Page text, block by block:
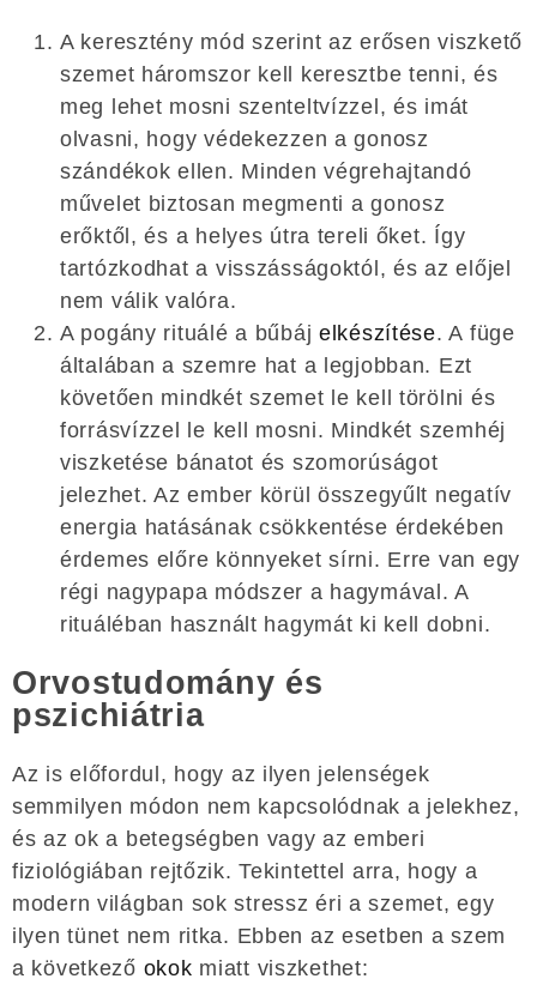
A keresztény mód szerint az erősen viszkető
szemet háromszor kell keresztbe tenni, és
meg lehet mosni szenteltvízzel, és imát
olvasni, hogy védekezzen a gonosz
szándékok ellen. Minden végrehajtandó
művelet biztosan megmenti a gonosz
erőktől, és a helyes útra tereli őket. Így
tartózkodhat a visszásságoktól, és az előjel
nem válik valóra.
A pogány rituálé a bűbájelkészítése. A füge
általában a szemre hat a legjobban. Ezt
követően mindkét szemet le kell törölni és
forrásvízzel le kell mosni. Mindkét szemhéj
viszketése bánatot és szomorúságot
jelezhet. Az ember körül összegyűlt negatív
energia hatásának csökkentése érdekében
érdemes előre könnyeket sírni. Erre van egy
régi nagypapa módszer a hagymával. A
rituáléban használt hagymát ki kell dobni.
Orvostudomány és
pszichiátria
Az is előfordul, hogy az ilyen jelenségek
semmilyen módon nem kapcsolódnak a jelekhez,
és az ok a betegségben vagy az emberi
fiziológiában rejtőzik. Tekintettel arra, hogy a
modern világban sok stressz éri a szemet, egy
ilyen tünet nem ritka. Ebben az esetben a szem
a következő okok miatt viszkethet: